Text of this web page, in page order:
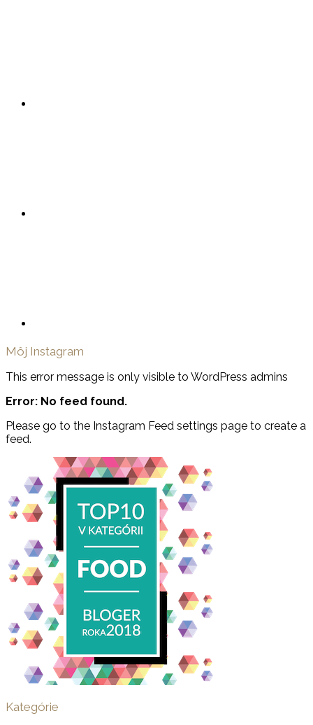
Môj Instagram
This error message is only visible to WordPress admins
Error: No feed found.
Please go to the Instagram Feed settings page to create a
feed.
Kategórie